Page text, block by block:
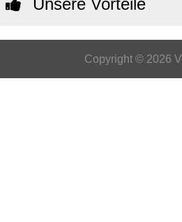
Unsere Vorteile
Copyright © 2026